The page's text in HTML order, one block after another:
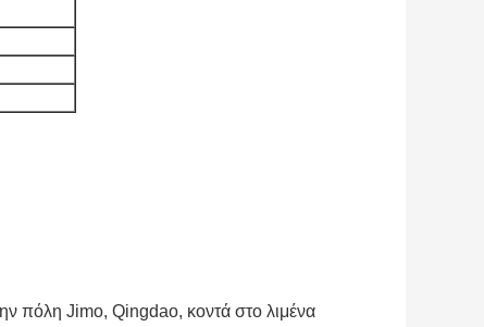
πόλη Jimo, Qingdao, κοντά στο λιμένα